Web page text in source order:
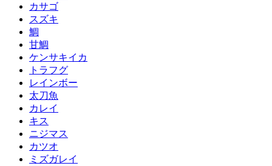
カサゴ
スズキ
鯛
甘鯛
ケンサキイカ
トラフグ
レインボー
太刀魚
カレイ
キス
ニジマス
カツオ
ミズガレイ